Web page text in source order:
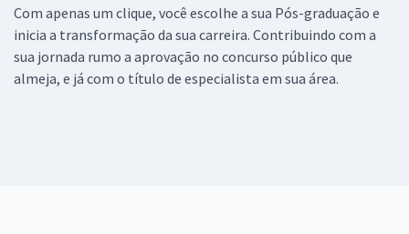
Com apenas um clique, você escolhe a sua Pós-graduação e
inicia a transformação da sua carreira. Contribuindo com a
sua jornada rumo a aprovação no concurso público que
almeja, e já com o título de especialista em sua área.